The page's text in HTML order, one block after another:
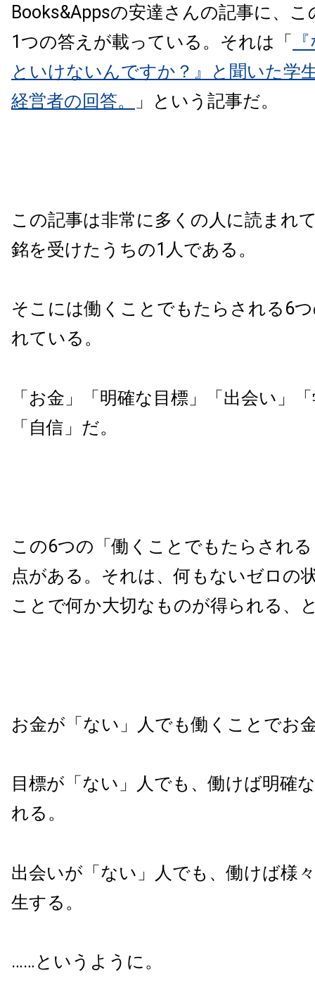
Books&Appsの安達さんの記事に、
1つの答えが載っている。それは「
といけないんですか？』と聞いた学
経営者の回答。
」という記事だ。
この記事は非常に多くの人に読まれ
銘を受けたうちの1 人である。
そこには働くことでもたらされる 6
れている。
「お金」「明確な目標」「出会い」
「自信」だ。
この6つの「働くことでもたらされ
点がある。それは、何もないゼロの
ことで何か大切なものが得られる、
お金が「ない」人でも働くことでお
目標が「ない」人でも、働けば明確
れる。
出会いが「ない」人でも、働けば様
生する。
……というように。